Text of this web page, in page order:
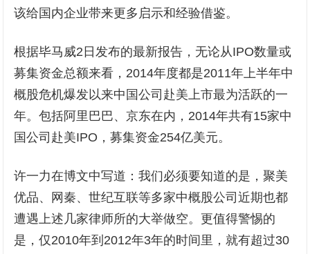
该给国内企业带来更多启示和经验借鉴。
根据毕马威2日发布的最新报告，无论从IPO数量或
募集资金总额来看，2014年度都是2011年上半年中
概股危机爆发以来中国公司赴美上市最为活跃的一
年。包括阿里巴巴、京东在内，2014年共有15家中
国公司赴美IPO，募集资金254亿美元。
许一力在博文中写道：我们必须要知道的是，聚美
优品、网秦、世纪互联等多家中概股公司近期也都
遭遇上述几家律师所的大举做空。更值得警惕的
是，仅2010年到2012年3年的时间里，就有超过30